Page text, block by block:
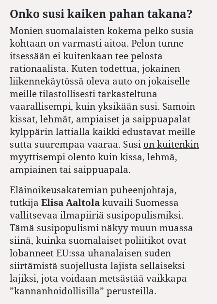
Onko susi kaiken pahan takana?
Monien suomalaisten kokema pelko susia
kohtaan on varmasti aitoa. Pelon tunne
itsessään ei kuitenkaan tee pelosta
rationaalista. Kuten todettua, jokainen
liikennekäytössä oleva auto on jokaiselle
meille tilastollisesti tarkasteltuna
vaarallisempi, kuin yksikään susi. Samoin
kissat, lehmät, ampiaiset ja saippuapalat
kylppärin lattialla kaikki edustavat meille
sutta suurempaa vaaraa. Susi on kuitenkin
myyttisempi olento kuin kissa, lehmä,
ampiainen tai saippuapala.
Eläinoikeusakatemian puheenjohtaja,
tutkija Elisa Aaltola kuvaili Suomessa
vallitsevaa ilmapiiriä susipopulismiksi.
Tämä susipopulismi näkyy muun muassa
siinä, kuinka suomalaiset poliitikot ovat
lobanneet EU:ssa uhanalaisen suden
siirtämistä suojellusta lajista sellaiseksi
lajiksi, jota voidaan metsästää vaikkapa
”kannanhoidollisilla” perusteilla.